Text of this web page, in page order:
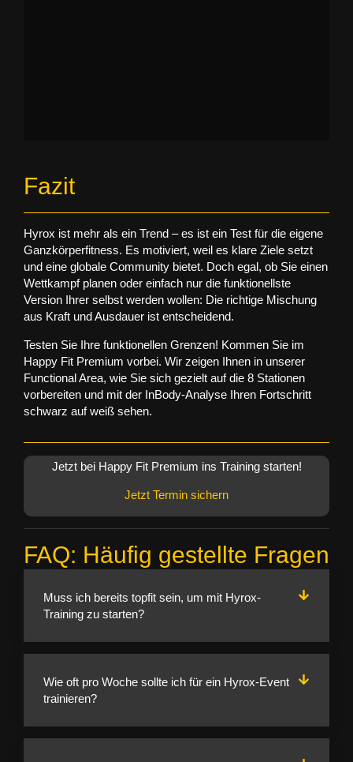
Fazit
Hyrox ist mehr als ein Trend – es ist ein Test für die eigene
Ganzkörperfitness. Es motiviert, weil es klare Ziele setzt
und eine globale Community bietet. Doch egal, ob Sie einen
Wettkampf planen oder einfach nur die funktionellste
Version Ihrer selbst werden wollen: Die richtige Mischung
aus Kraft und Ausdauer ist entscheidend.
Testen Sie Ihre funktionellen Grenzen! Kommen Sie im
Happy Fit Premium vorbei. Wir zeigen Ihnen in unserer
Functional Area, wie Sie sich gezielt auf die 8 Stationen
vorbereiten und mit der InBody-Analyse Ihren Fortschritt
schwarz auf weiß sehen.
Jetzt bei Happy Fit Premium ins Training starten!
Jetzt Termin sichern
FAQ: Häufig gestellte Fragen
Muss ich bereits topfit sein, um mit Hyrox-
Training zu starten?
Wie oft pro Woche sollte ich für ein Hyrox-Event
trainieren?